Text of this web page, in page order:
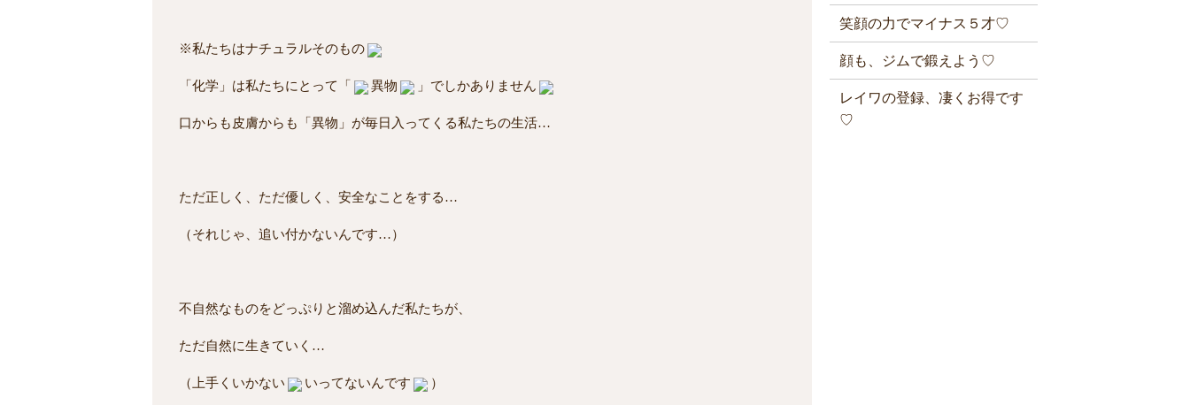
※私たちはナチュラルそのもの
「化学」は私たちにとって「 異物 」でしかありません
口からも皮膚からも「異物」が毎日入ってくる私たちの生活…
ただ正しく、ただ優しく、安全なことをする…
（それじゃ、追い付かないんです…）
不自然なものをどっぷりと溜め込んだ私たちが、
ただ自然に生きていく…
（上手くいかない いってないんです ）
笑顔の力でマイナス５才♡
顔も、ジムで鍛えよう♡
レイワの登録、凄くお得です
♡